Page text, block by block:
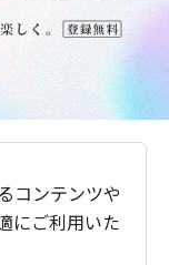
コンテンツや
にご利用いた